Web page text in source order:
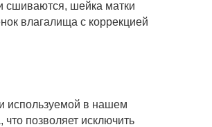
сшиваются, шейка матки
влагалища с коррекцией
используемой в нашем
позволяет исключить